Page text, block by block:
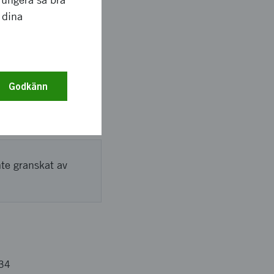
en hel del ny info
Detta gäller
granskat av
Godkänn